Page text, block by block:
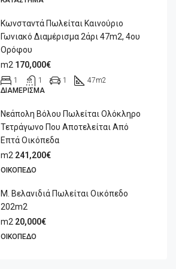
Κωνσταντά Πωλείται Καινούριο
Γωνιακό Διαμέρισμα 2άρι 47m2, 4ου
Ορόφου
m2 170,000€
1 1 1 47m2
ΔΙΑΜΈΡΙΣΜΑ
Νεάπολη Βόλου Πωλείται Ολόκληρο
Τετράγωνο Που Αποτελείται Από
Επτά Οικόπεδα
m2 241,200€
ΟΙΚΌΠΕΔΟ
Μ. Βελανιδιά Πωλείται Οικόπεδο
202m2
m2 20,000€
ΟΙΚΌΠΕΔΟ